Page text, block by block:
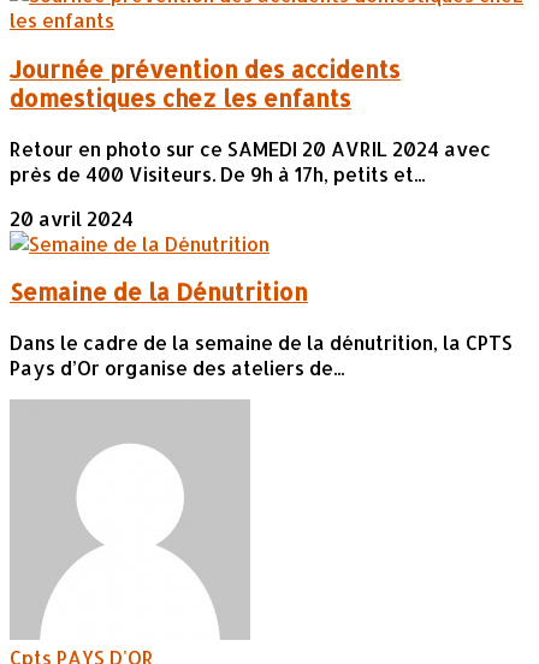
Journée prévention des accidents
domestiques chez les enfants
Retour en photo sur ce SAMEDI 20 AVRIL 2024 avec
près de 400 Visiteurs. De 9h à 17h, petits et...
20 avril 2024
Semaine de la Dénutrition
Dans le cadre de la semaine de la dénutrition, la CPTS
Pays d’Or organise des ateliers de...
Cpts PAYS D'OR